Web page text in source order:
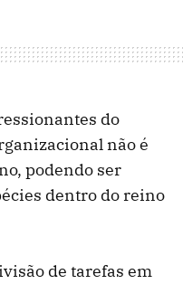
do
não é
podendo ser
dentro do reino
de tarefas em